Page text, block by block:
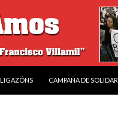
LIGAZÓNS CAMPAÑA DE